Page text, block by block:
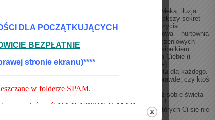
Pochodzenie człowieka, iluzja
oddzielenia | Największy sekret
dostatku i radości życia.
Świadomość zbiorowa – hurtownia
materiałów wykończeniowych
Po zakupach nad kibelkiem…
Kolejny prezent dla Ciebie (i
Twojego komputera)
Bezcenny dar – lista dla każdego.
Czy chorujesz naprawdę, czy ktoś
Bądź guru – stwórz sobie święta
MATRIX Cię Więzi !
Konsekwencje o których Ci się nie